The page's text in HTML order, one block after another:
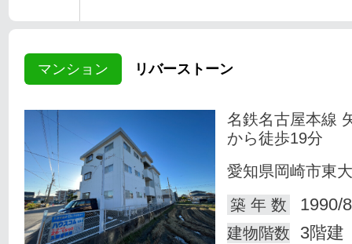
マンション リバーストーン
名鉄名古屋本線
から徒歩19分
愛知県岡崎市東
築 年 数
1990/
建物階数 3階建